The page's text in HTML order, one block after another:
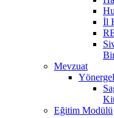
İl
Mevzuat
Eğitim Modülü